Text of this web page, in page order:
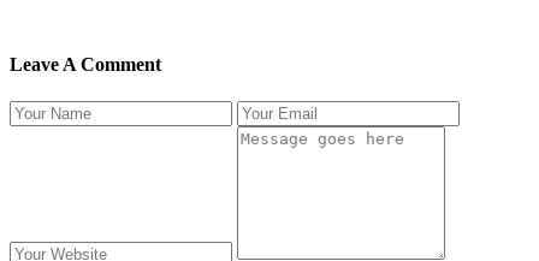
Leave A Comment